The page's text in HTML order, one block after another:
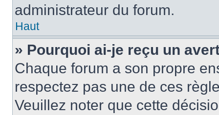
administrateur du forum.
Haut
» Pourquoi ai-je reçu un
Chaque forum a son propre
respectez pas une de ces
Veuillez noter que cette